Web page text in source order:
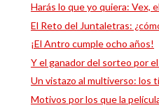
Harás lo que yo quiera: Vex,
El Reto del Juntaletras:
¡El Antro cumple ocho años!
Y el ganador del sorteo por
Un vistazo al multiverso: los
Motivos por los que la